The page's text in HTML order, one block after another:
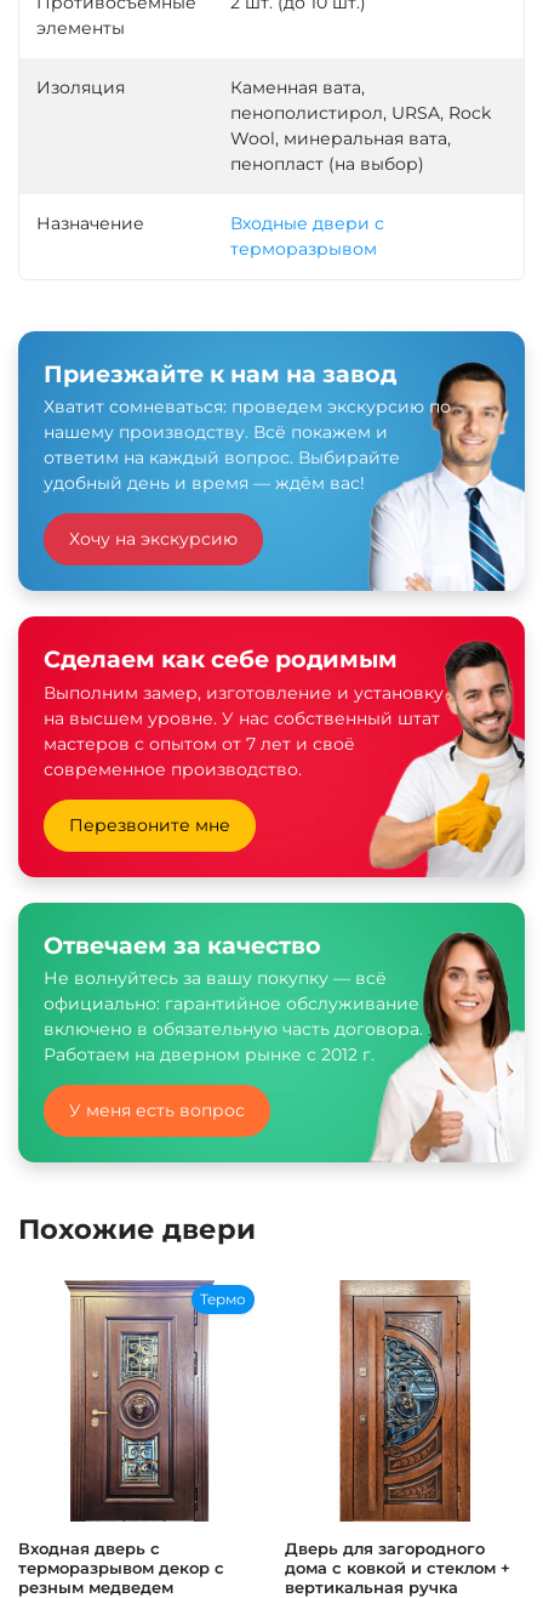
элементы
Изоляция
Каменная вата,
пенополистирол, URSA, Rock
Wool, минеральная вата,
пенопласт (на выбор)
Назначение
Входные двери с
терморазрывом
Приезжайте к нам на завод
Хватит сомневаться: проведем экскурсию по
нашему производству. Всё покажем и
ответим на каждый вопрос. Выбирайте
удобный день и время — ждём вас!
Хочу на экскурсию
Сделаем как себе родимым
Выполним замер, изготовление и установку
на высшем уровне. У нас собственный штат
мастеров с опытом от 7 лет и своё
современное производство.
Перезвоните мне
Отвечаем за качество
Не волнуйтесь за вашу покупку — всё
официально: гарантийное обслуживание
включено в обязательную часть договора.
Работаем на дверном рынке с 2012 г.
У меня есть вопрос
Похожие двери
Термо
Входная дверь с
терморазрывом декор с
резным медведем
Дверь для загородного
дома с ковкой и стеклом +
вертикальная ручка